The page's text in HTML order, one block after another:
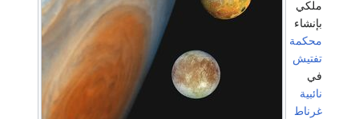
ملكي
بإنشاء
محكمة
تفتيش
في
نائبية
غرناط